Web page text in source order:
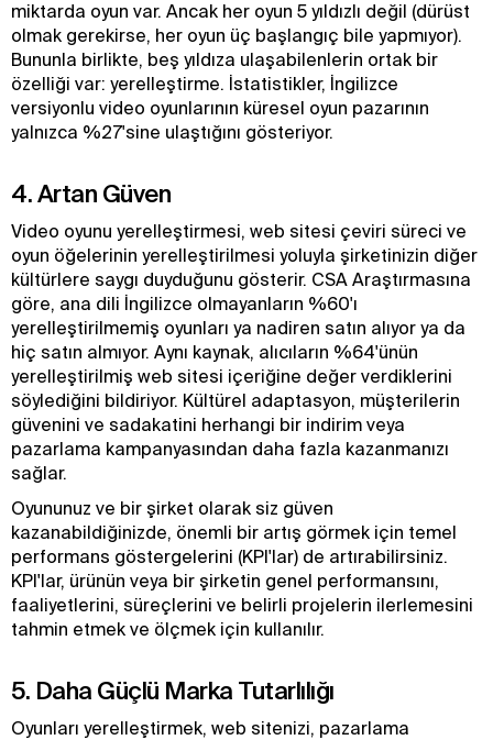
miktarda oyun var. Ancak her oyun 5 yıldızlı değil (dürüst
olmak gerekirse, her oyun üç başlangıç bile yapmıyor).
Bununla birlikte, beş yıldıza ulaşabilenlerin ortak bir
özelliği var: yerelleştirme. İstatistikler, İngilizce
versiyonlu video oyunlarının küresel oyun pazarının
yalnızca %27'sine ulaştığını gösteriyor.
4. Artan Güven
Video oyunu yerelleştirmesi, web sitesi çeviri süreci ve
oyun öğelerinin yerelleştirilmesi yoluyla şirketinizin diğer
kültürlere saygı duyduğunu gösterir. CSA Araştırmasına
göre, ana dili İngilizce olmayanların %60'ı
yerelleştirilmemiş oyunları ya nadiren satın alıyor ya da
hiç satın almıyor. Aynı kaynak, alıcıların %64'ünün
yerelleştirilmiş web sitesi içeriğine değer verdiklerini
söylediğini bildiriyor. Kültürel adaptasyon, müşterilerin
güvenini ve sadakatini herhangi bir indirim veya
pazarlama kampanyasından daha fazla kazanmanızı
sağlar.
Oyununuz ve bir şirket olarak siz güven
kazanabildiğinizde, önemli bir artış görmek için temel
performans göstergelerini (KPI'lar) de artırabilirsiniz.
KPI'lar, ürünün veya bir şirketin genel performansını,
faaliyetlerini, süreçlerini ve belirli projelerin ilerlemesini
tahmin etmek ve ölçmek için kullanılır.
5. Daha Güçlü Marka Tutarlılığı
Oyunları yerelleştirmek, web sitenizi, pazarlama